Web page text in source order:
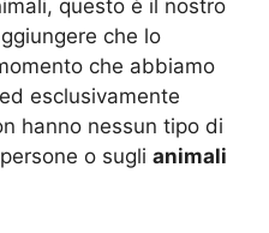
questo è il nostro
che lo
che abbiamo
esclusivamente
hanno nessun tipo di
o sugli animali